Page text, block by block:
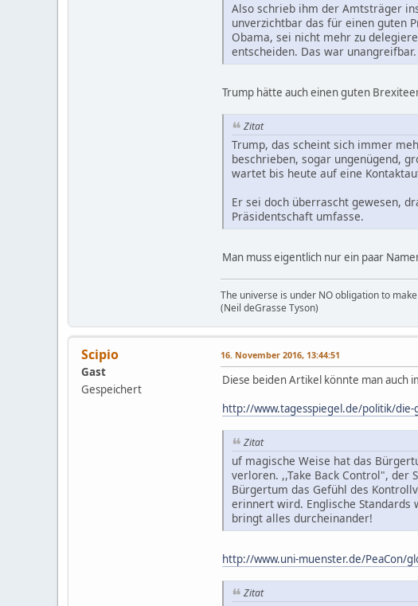
Also schrieb ihm der Amtsträger
unverzichtbar das für einen guten
Obama, sei nicht mehr zu
entscheiden. Das war
Trump hätte auch einen guten
Zitat
Trump, das scheint sich immer
beschrieben, sogar ungenügend,
wartet bis heute auf eine
Er sei doch überrascht gewesen,
Präsidentschaft umfasse.
Man muss eigentlich nur ein paar
The universe is under NO obligation to
(Neil deGrasse Tyson)
Scipio
Gast
Gespeichert
16. November 2016, 13:44:51
Diese beiden Artikel könnte man auch
http://www.tagesspiegel.de/politik/die-
Zitat
uf magische Weise hat das
verloren. ,,Take Back Control", der
Bürgertum das Gefühl des
erinnert wird. Englische Standards
bringt alles durcheinander!
http://www.uni-muenster.de/PeaCon/
Zitat